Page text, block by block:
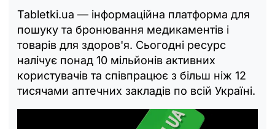
Tabletki.ua — інформаційна платформа для
пошуку та бронювання медикаментів і
товарів для здоров'я. Сьогодні ресурс
налічує понад 10 мільйонів активних
користувачів та співпрацює з більш ніж 12
тисячами аптечних закладів по всій Україні.